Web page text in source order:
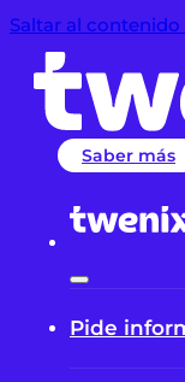
Saltar al
Saber más
Pide